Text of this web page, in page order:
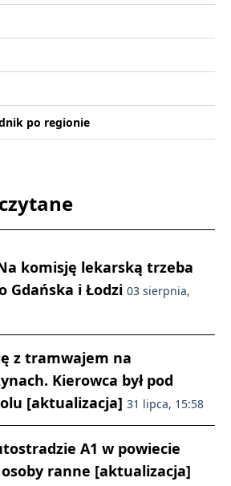
po regionie
komisję lekarską trzeba
Gdańska i Łodzi 03 sierpnia,
z tramwajem na
Kierowca był pod
[aktualizacja] 31 lipca, 15:58
A1 w powiecie
ranne [aktualizacja]